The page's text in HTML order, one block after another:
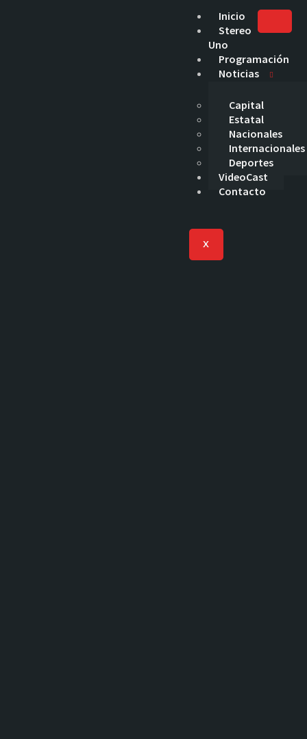
Inicio
Stereo
Uno
Programación
Noticias
Capital
Estatal
Nacionales
Internacionales
Deportes
VideoCast
Contacto
X